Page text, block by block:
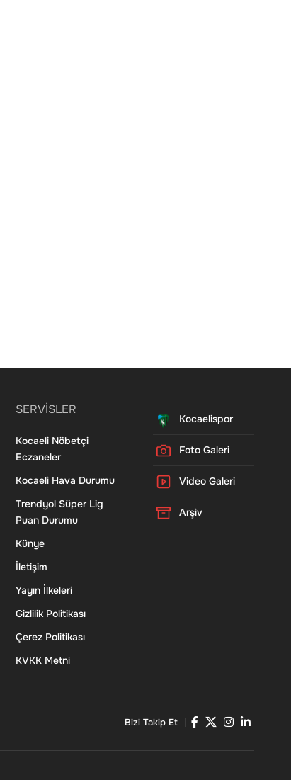
SERVİSLER
Kocaeli Nöbetçi
Eczaneler
Kocaeli Hava Durumu
Trendyol Süper Lig
Puan Durumu
Künye
İletişim
Yayın İlkeleri
Gizlilik Politikası
Çerez Politikası
KVKK Metni
Kocaelispor
Foto Galeri
Video Galeri
Arşiv
Bizi Takip Et